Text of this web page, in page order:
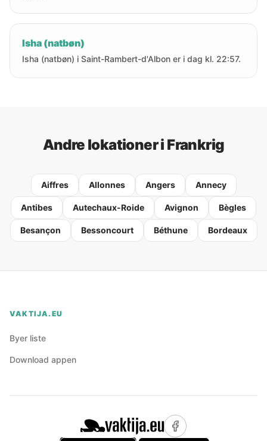
Isha (natbøn)
Isha (natbøn) i Saint-Rambert-d'Albon er i dag kl. 22:57.
Andre lokationer i Frankrig
Aiffres Allonnes Angers Annecy
Antibes Autechaux-Roide Avignon Bègles
Besançon Bessoncourt Béthune Bordeaux
VAKTIJA.EU
Byer liste
Download appen